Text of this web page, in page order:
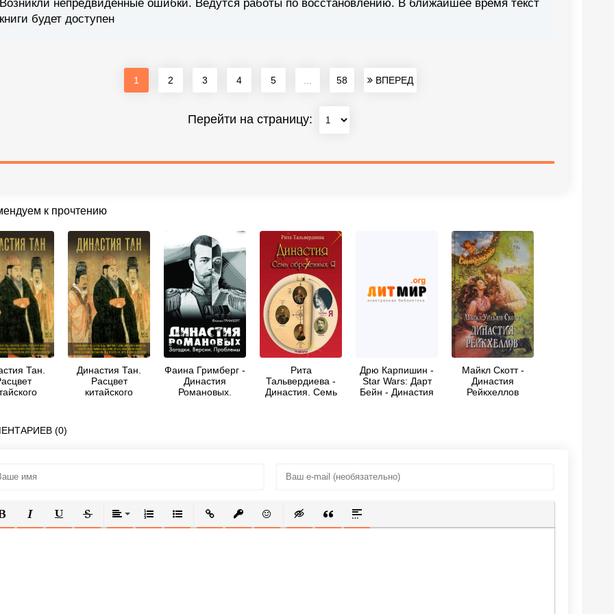
Возникли непредвиденные ошибки. Ведутся работы по восстановлению. В ближайшее время текст
книги будет доступен
1 2 3 4 5 58 ВПЕРЕД
Перейти на страницу:
к прочтению
Тан.
Династия Тан.
Расцвет
китайского
Фаина Гримберг -
Династия
Романовых.
Рита
Тальвердиева -
Династия. Семь
Дрю Карпишин -
Star Wars: Дарт
Бейн - Династия
Майкл Скотт -
Династия
Рейкхеллов
(0)
КУРСИВПОДЧЕРКНУТЫЙ
ЗАЧЕРКНУТЫЙВЫРАВНИВАНИЕ
НУМЕРОВАННЫЙ СПИСОК
МАРКИРОВАННЫЙ СПИСОК
ВСТАВИТЬ ССЫЛКУ
ВСТАВИТЬ ЗАЩИЩЕННУЮ ССЫЛКУ
ВСТАВИТЬ СМАЙЛИК
ВСТАВКА СКРЫТОГО ТЕКСТА
ВСТАВКА ЦИТАТЫ
ВСТАВКА СПОЙЛЕРА